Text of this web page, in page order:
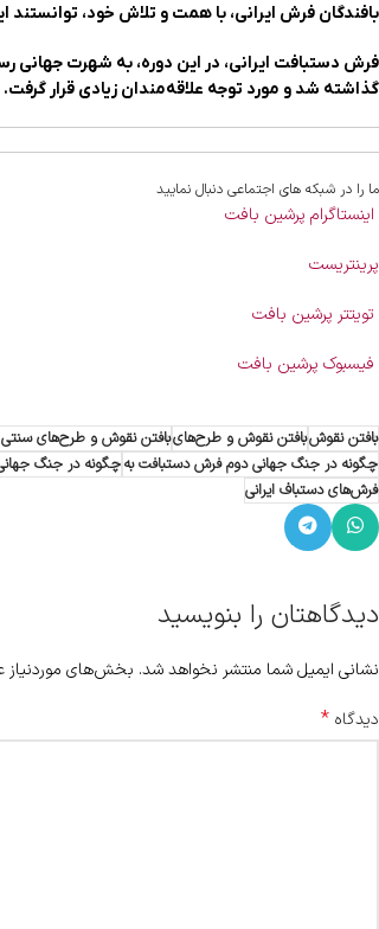
بافندگان فرش ایرانی، با همت و تلاش خود،
فرش دستبافت ایرانی، در این دوره، به شهرت جهانی
گذاشته شد و مورد توجه علاقه‌مندان زیادی قرار گرفت.
ما را در شبکه های اجتماعی دنبال نمایید
اینستاگرام پرشین بافت
پرینتریست
تویتتر پرشین بافت
فیسبوک پرشین بافت
بافتن نقوشبافتن نقوش و طرح‌هایبافتن نقوش و طرح‌های سنتی
چگونه در جنگ جهانی دوم فرش دستبافت بهچگونه در جنگ
فرش‌های دستباف ایرانی
دیدگاهتان را بنویسید
نشانی ایمیل شما منتشر نخواهد شد. بخش‌های موردنیاز
دیدگاه *